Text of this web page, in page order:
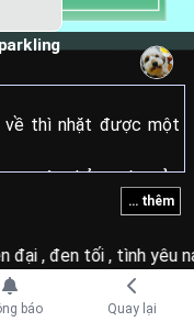
... thêm
thì nhặt được một
vật nhỏ trước cửa
chuyện đó.
đại ,đen tối ,tình yêu
báo Quay lại